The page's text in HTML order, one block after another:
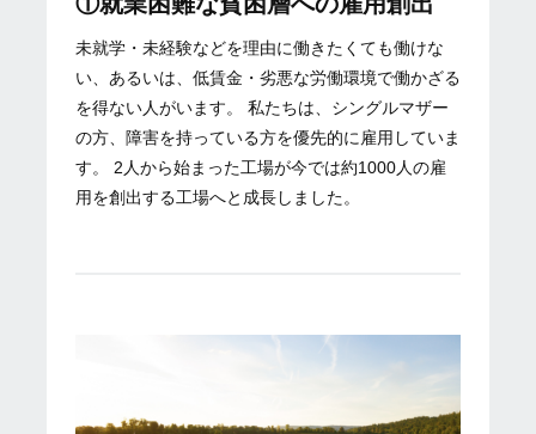
未就学・未経験などを理由に働きたくても働けな
い、あるいは、低賃金・劣悪な労働環境で働かざる
を得ない人がいます。 私たちは、シングルマザー
の方、障害を持っている方を優先的に雇用していま
す。 2人から始まった工場が今では約1000人の雇
用を創出する工場へと成長しました。